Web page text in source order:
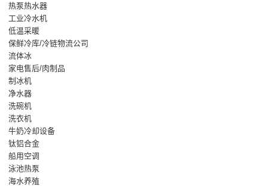
热泵热水器
工业冷水机
低温采暖
保鲜冷库/冷链物流公司
流体冰
家电售后/肉制品
制冰机
净水器
洗碗机
洗衣机
牛奶冷却设备
钛铝合金
船用空调
泳池热泵
海水养殖